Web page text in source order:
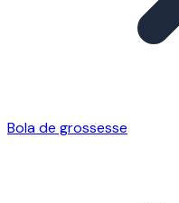
Bola de grossesse